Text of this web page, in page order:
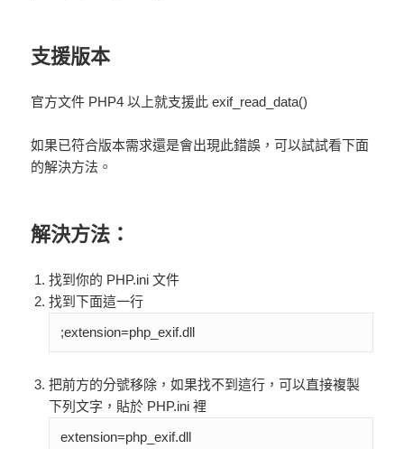
支援版本
官方文件 PHP4 以上就支援此 exif_read_data()
如果已符合版本需求還是會出現此錯誤，可以試試看下面
的解決方法。
解決方法：
找到你的 PHP.ini 文件
找到下面這一行
;extension=php_exif.dll
把前方的分號移除，如果找不到這行，可以直接複製
下列文字，貼於 PHP.ini 裡
extension=php_exif.dll